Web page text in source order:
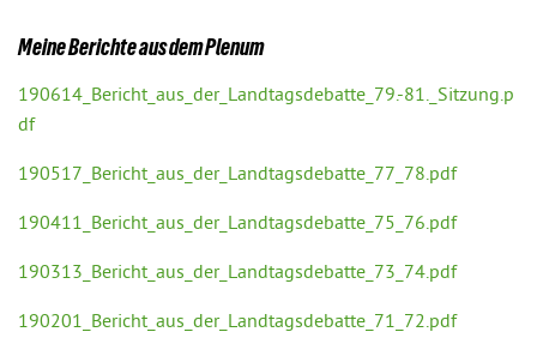
Meine Berichte aus dem Plenum
190614_Bericht_aus_der_Landtagsdebatte_79.-81._Sitzung.p
df
190517_Bericht_aus_der_Landtagsdebatte_77_78.pdf
190411_Bericht_aus_der_Landtagsdebatte_75_76.pdf
190313_Bericht_aus_der_Landtagsdebatte_73_74.pdf
190201_Bericht_aus_der_Landtagsdebatte_71_72.pdf